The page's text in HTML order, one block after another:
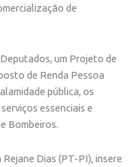
de
um Projeto de
de Renda Pessoa
pública, os
essenciais e
Bombeiros.
Dias (PT-PI), insere